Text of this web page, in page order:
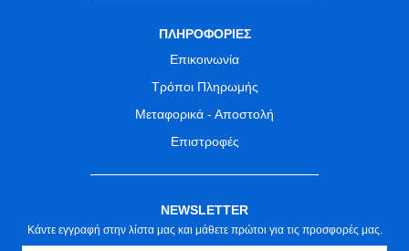
ΠΛΗΡΟΦΟΡΙΕΣ
Επικοινωνία
Τρόποι Πληρωμής
Μεταφορικά - Αποστολή
Επιστροφές
NEWSLETTER
Κάντε εγγραφή στην λίστα μας και μάθετε πρώτοι για τις προσφορές μας.